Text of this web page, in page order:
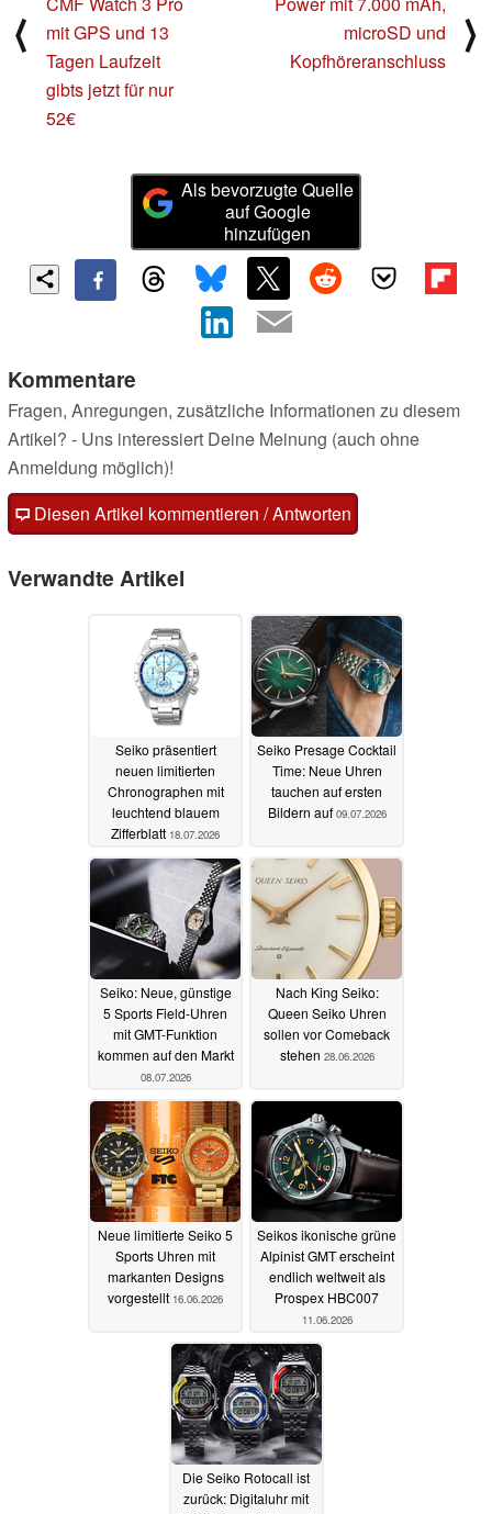
⟨
mit GPS und 13
Tagen Laufzeit
gibts jetzt für nur
52€
microSD und
Kopfhöreranschluss
⟩
Als bevorzugte Quelle
auf Google
hinzufügen
Kommentare
Fragen, Anregungen, zusätzliche Informationen zu diesem
Artikel? - Uns interessiert Deine Meinung (auch ohne
Anmeldung möglich)!
Diesen Artikel kommentieren / Antworten
Verwandte Artikel
Seiko präsentiert
neuen limitierten
Chronographen mit
leuchtend blauem
Zifferblatt 18.07.2026
Seiko Presage Cocktail
Time: Neue Uhren
tauchen auf ersten
Bildern auf 09.07.2026
Seiko: Neue, günstige
5 Sports Field-Uhren
mit GMT-Funktion
kommen auf den Markt
08.07.2026
Nach King Seiko:
Queen Seiko Uhren
sollen vor Comeback
stehen 28.06.2026
Neue limitierte Seiko 5
Sports Uhren mit
markanten Designs
vorgestellt 16.06.2026
Seikos ikonische grüne
Alpinist GMT erscheint
endlich weltweit als
Prospex HBC007
11.06.2026
Die Seiko Rotocall ist
zurück: Digitaluhr mit